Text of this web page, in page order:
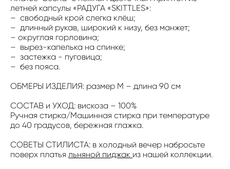
летней капсулы «РАДУГА «SKITТLES»:
– свободный крой слегка клёш;
– длинный рукав, широкий к низу, без манжет;
– округлая горловина;
– вырез-капелька на спинке;
– застежка - пуговица;
– без пояса.
ОБМЕРЫ ИЗДЕЛИЯ: размер М – длина 90 см
СОСТАВ и УХОД: вискоза – 100%
Ручная стирка/Машинная стирка при температуре
до 40 градусов, бережная глажка.
СОВЕТЫ СТИЛИСТА: в холодный вечер набросьте
поверх платья льняной пиджак из нашей коллекции.